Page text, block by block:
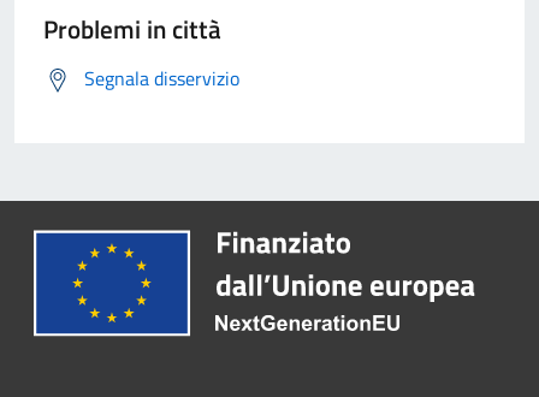
Problemi in città
Segnala disservizio